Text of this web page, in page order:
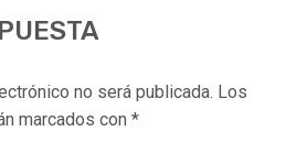
no será publicada. Los
marcados con *